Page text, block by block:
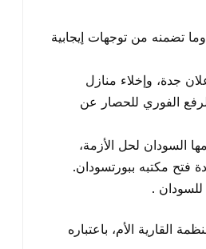
رحبت حكومة السودان ببيان مجلس السلم والأمن الأفريقي بتاريخ 9 أكتوبر 2024 وما تضمنه من توجهات إيجابية
جدة، وإخلاء منازل
الفوري للحصار عن
السودان لحل الأزمة،
فتح مكتبه ببورتسودان.
.
القارية الأم، باعتباره